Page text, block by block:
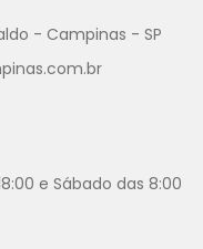
- Campinas - SP
e Sábado das 8:00